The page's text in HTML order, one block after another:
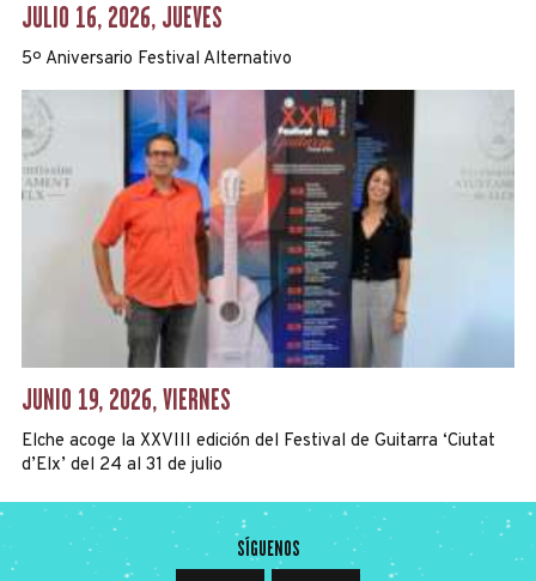
JULIO 16, 2026, JUEVES
5º Aniversario Festival Alternativo
JUNIO 19, 2026, VIERNES
Elche acoge la XXVIII edición del Festival de Guitarra ‘Ciutat
d’Elx’ del 24 al 31 de julio
SÍGUENOS